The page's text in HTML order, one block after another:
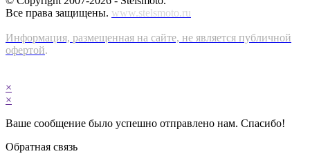
Все права защищены. www.stelsmoto.ru
Информация, размещенная на сайте, не является публичной
офертой.
×
×
Ваше сообщение было успешно отправлено нам. Спасибо!
Обратная связь